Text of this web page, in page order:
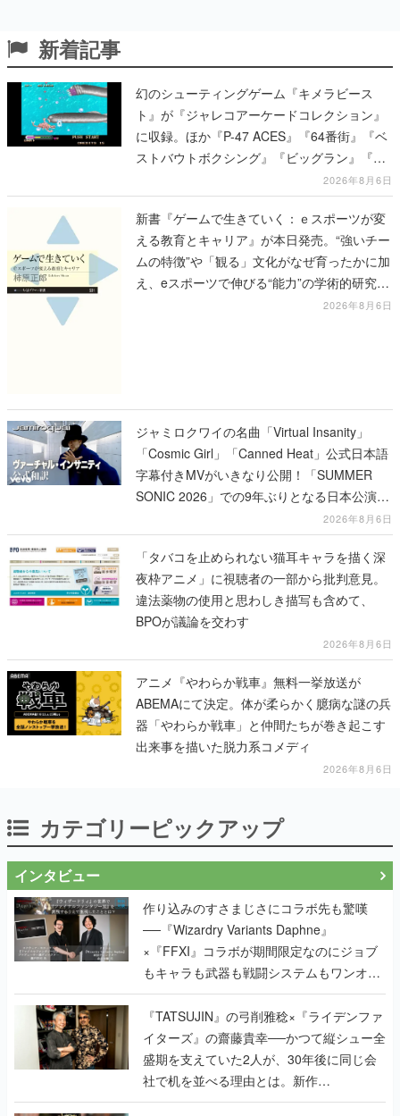
新着記事
幻のシューティングゲーム『キメラビース
ト』が『ジャレコアーケードコレクション』
に収録。ほか『P-47 ACES』『64番街』『ベ
ストバウトボクシング』『ビッグラン』『サ
イキック5』『ピンボ』など、新たに12タイ
トルの収録が発表
2026年8月6日
新書『ゲームで生きていく：ｅスポーツが変
える教育とキャリア』が本日発売。“強いチー
ムの特徴”や「観る」文化がなぜ育ったかに加
え、eスポーツで伸びる“能力”の学術的研究も
2026年8月6日
ジャミロクワイの名曲「Virtual Insanity」
「Cosmic Girl」「Canned Heat」公式日本語
字幕付きMVがいきなり公開！「SUMMER
SONIC 2026」での9年ぶりとなる日本公演を
2026年8月6日
「タバコを止められない猫耳キャラを描く深
夜枠アニメ」に視聴者の一部から批判意見。
違法薬物の使用と思わしき描写も含めて、
BPOが議論を交わす
2026年8月6日
アニメ『やわらか戦車』無料一挙放送が
ABEMAにて決定。体が柔らかく臆病な謎の兵
器「やわらか戦車」と仲間たちが巻き起こす
出来事を描いた脱力系コメディ
2026年8月6日
カテゴリーピックアップ
インタビュー
作り込みのすさまじさにコラボ先も驚嘆
──『Wizardry Variants Daphne』
×『FFXI』コラボが期間限定なのにジョブ
もキャラも武器も戦闘システムもワンオフ
で作り込まれた理由を両ディレクターに聞
く
『TATSUJIN』の弓削雅稔×『ライデンファ
イターズ』の齋藤貴幸──かつて縦シュー全
盛期を支えていた2人が、30年後に同じ会
社で机を並べる理由とは。新作
『TATSUJIN EXTREME』で初タッグを組